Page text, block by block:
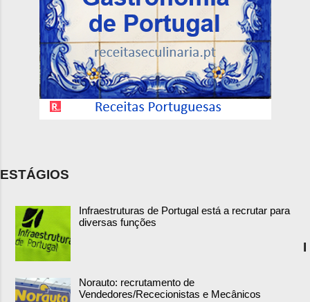
ESTÁGIOS
Infraestruturas de Portugal está a recrutar para
diversas funções
Norauto: recrutamento de
Vendedores/Rececionistas e Mecânicos
I